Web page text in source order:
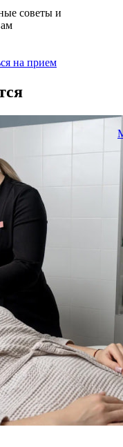
советы и
на прием